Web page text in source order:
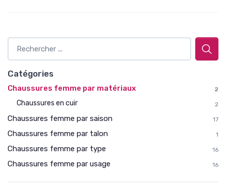
Catégories
Chaussures femme par matériaux 2
Chaussures en cuir 2
Chaussures femme par saison 17
Chaussures femme par talon 1
Chaussures femme par type 16
Chaussures femme par usage 16